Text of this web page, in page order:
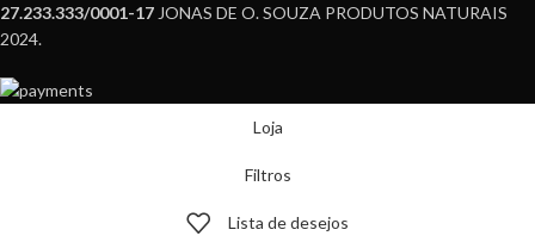
27.233.333/0001-17 JONAS DE O. SOUZA PRODUTOS NATURAIS
2024.
Loja
Filtros
Lista de desejos